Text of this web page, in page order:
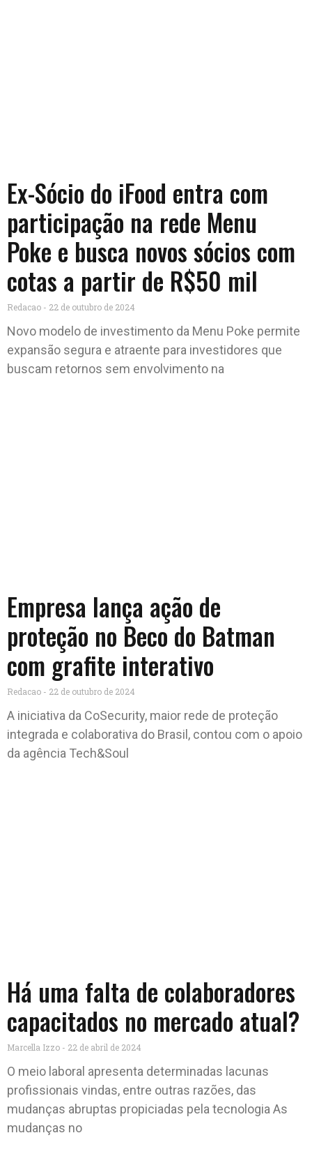
Ex-Sócio do iFood entra com
participação na rede Menu
Poke e busca novos sócios com
cotas a partir de R$50 mil
Redacao 22 de outubro de 2024
Novo modelo de investimento da Menu Poke permite
expansão segura e atraente para investidores que
buscam retornos sem envolvimento na
Empresa lança ação de
proteção no Beco do Batman
com grafite interativo
Redacao 22 de outubro de 2024
A iniciativa da CoSecurity, maior rede de proteção
integrada e colaborativa do Brasil, contou com o apoio
da agência Tech&Soul
Há uma falta de colaboradores
capacitados no mercado atual?
Marcella Izzo 22 de abril de 2024
O meio laboral apresenta determinadas lacunas
profissionais vindas, entre outras razões, das
mudanças abruptas propiciadas pela tecnologia As
mudanças no